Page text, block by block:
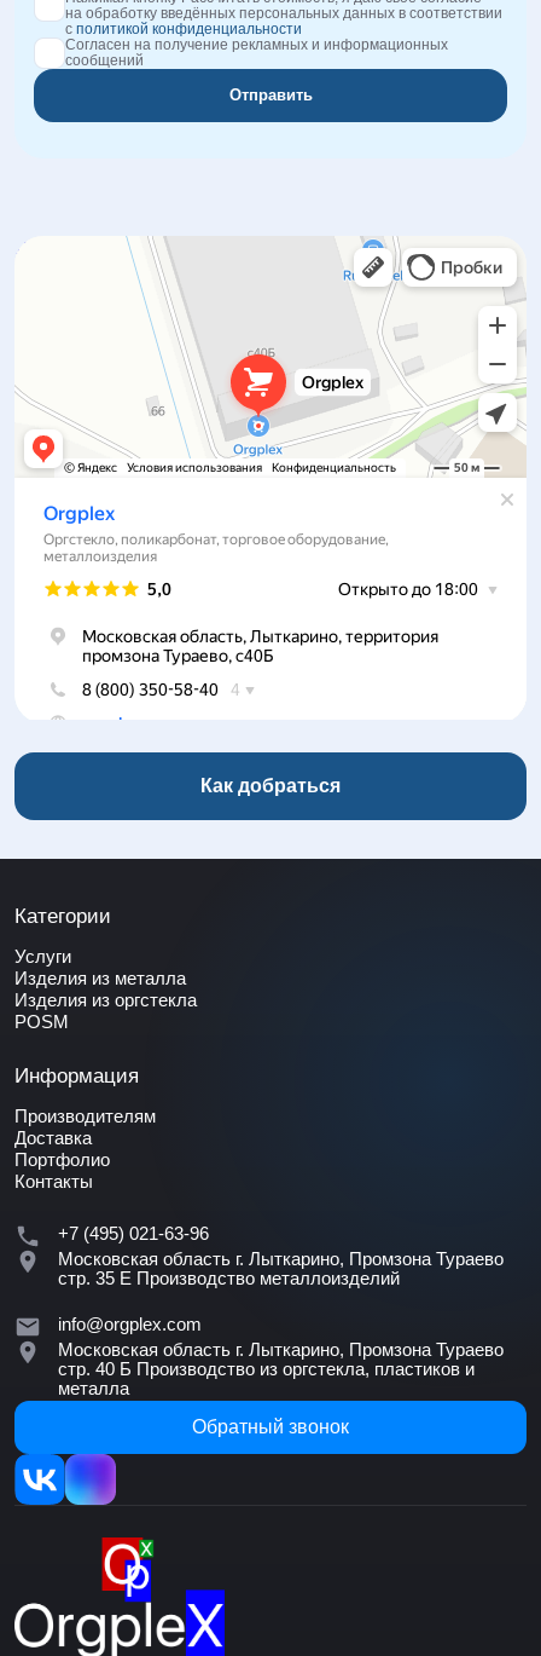
на обработку введённых персональных данных в соответствии
с политикой конфиденциальности
Согласен на получение рекламных и информационных
сообщений
Отправить
Orgplex
Оргстекло, поликарбонат в Лыткарине
Торговое оборудование в Лыткарине
Как добраться
Категории
Услуги
Изделия из металла
Изделия из оргстекла
POSM
Информация
Производителям
Доставка
Портфолио
Контакты
+7 (495) 021-63-96
Московская область г. Лыткарино, Промзона Тураево
стр. 35 Е Производство металлоизделий
info@orgplex.com
Московская область г. Лыткарино, Промзона Тураево
стр. 40 Б Производство из оргстекла, пластиков и
металла
Обратный звонок